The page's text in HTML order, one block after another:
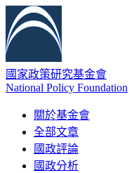
國家政策研究基金會
National Policy Foundation
關於基金會
全部文章
國政評論
國政分析